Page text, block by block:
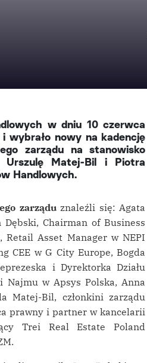
w dniu 10 czerwca
wybrało nowy na kadencję
zarządu na stanowisko
Urszulę Matej-Bil i Piotra
Handlowych.
zarząduznaleźli się: Agata
Chairman of Business
Retail Asset Manager w NEPI
CEE w G City Europe, Bogda
i Dyrektorka Działu
Najmu w Apsys Polska, Anna
Matej-Bil, członkini zarządu
prawny i partner w kancelarii
Trei Real Estate Poland